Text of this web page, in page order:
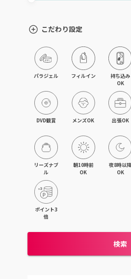
こだわり設定
パラジェル フィルイン
持ち込み
OK
DVD観賞 メンズOK 出張OK
リーズナブ
ル
朝10時前
OK
夜8時以降
OK
ポイント3
倍
検索